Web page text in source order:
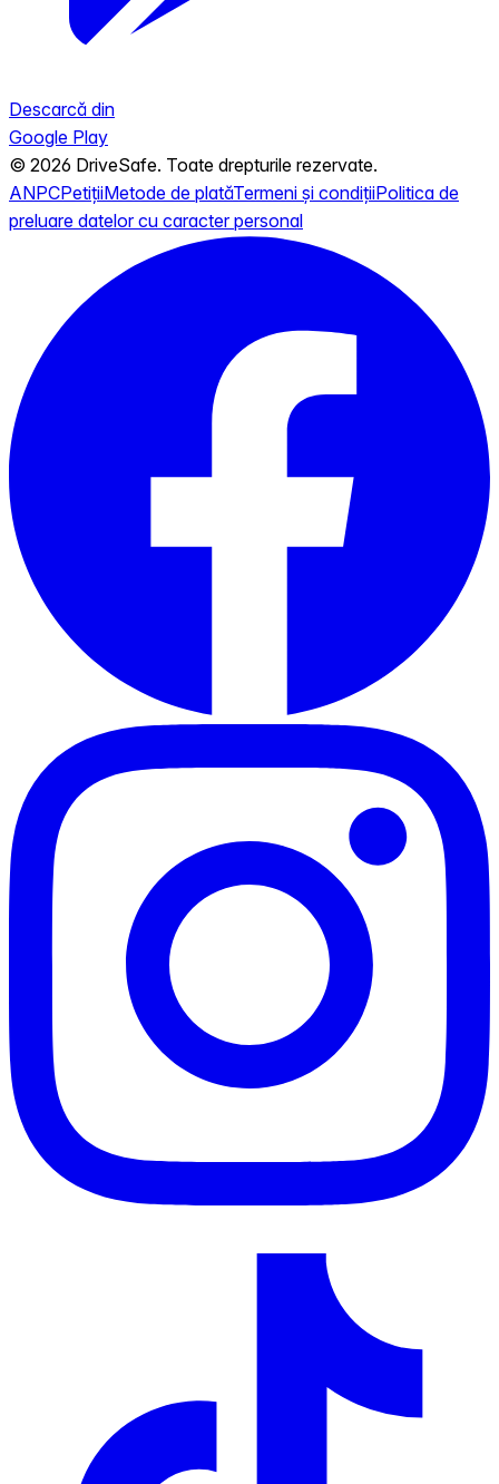
Descarcă din
Google Play
© 2026 DriveSafe. Toate drepturile rezervate.
ANPCPetițiiMetode de platăTermeni și condițiiPolitica de
preluare datelor cu caracter personal